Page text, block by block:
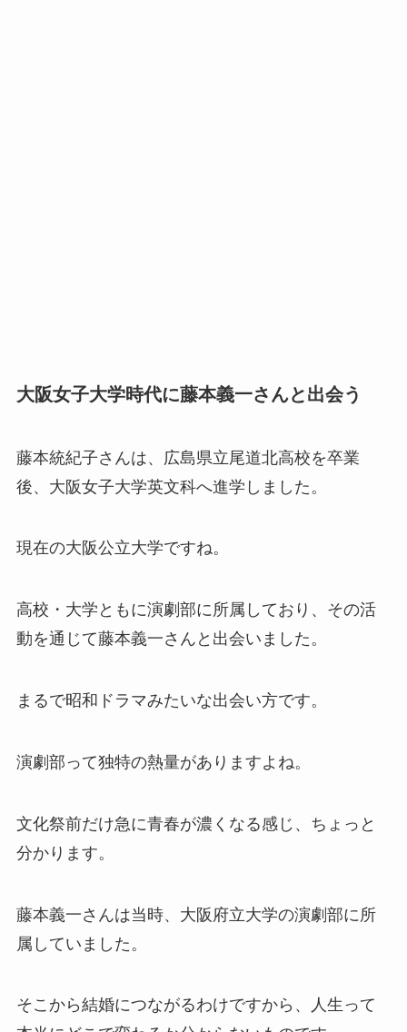
大阪女子大学時代に藤本義一さんと出会う
藤本統紀子さんは、広島県立尾道北高校を卒業
後、大阪女子大学英文科へ進学しました。
現在の大阪公立大学ですね。
高校・大学ともに演劇部に所属しており、その活
動を通じて藤本義一さんと出会いました。
まるで昭和ドラマみたいな出会い方です。
演劇部って独特の熱量がありますよね。
文化祭前だけ急に青春が濃くなる感じ、ちょっと
分かります。
藤本義一さんは当時、大阪府立大学の演劇部に所
属していました。
そこから結婚につながるわけですから、人生って